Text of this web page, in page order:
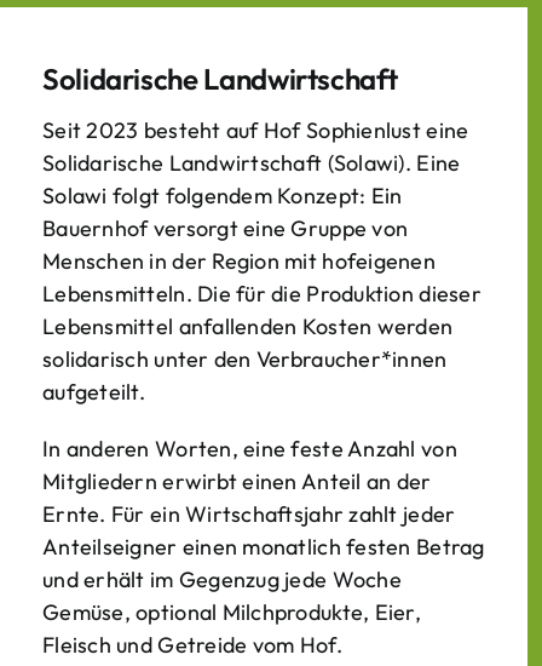
Solidarische Landwirtschaft
Seit 2023 besteht auf Hof Sophienlust eine
Solidarische Landwirtschaft (Solawi). Eine
Solawi folgt folgendem Konzept: Ein
Bauern­hof versorgt eine Gruppe von
Menschen in der Region mit hof­eigenen
Lebens­mitteln. Die für die Produktion dieser
Lebens­mittel anfallenden Kosten werden
solidarisch unter den Verbraucher*­innen
aufgeteilt.
In anderen Worten, eine feste Anzahl von
Mitgliedern erwirbt einen Anteil an der
Ernte. Für ein Wirtschaftsjahr zahlt jeder
Anteilseigner einen monatlich festen Betrag
und erhält im Gegenzug jede Woche
Gemüse, optional Milchprodukte, Eier,
Fleisch und Getreide vom Hof.